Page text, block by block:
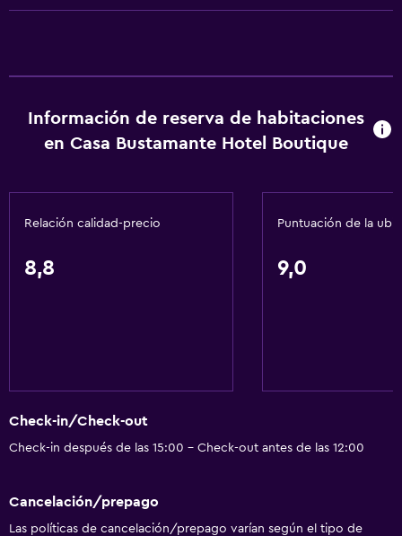
Aire acondicionado
Acondicionador
Limpieza diaria
Seguridad las 24 horas
Servicio de conserjería
Caja fuerte
Servicio de habitaciones
Recepción 24 horas
Información de reserva de habitaciones
en Casa Bustamante Hotel Boutique
Relación calidad-precio
8,8
Puntuación de la
9,0
Check-in/Check-out
Check-in después de las 15:00 - Check-out antes de las 12:00
Cancelación/prepago
Las políticas de cancelación/prepago varían según el tipo de